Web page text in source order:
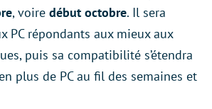
, voire début octobre. Il sera
PC répondants aux mieux aux
puis sa compatibilité s’étendra
plus de PC au fil des semaines et